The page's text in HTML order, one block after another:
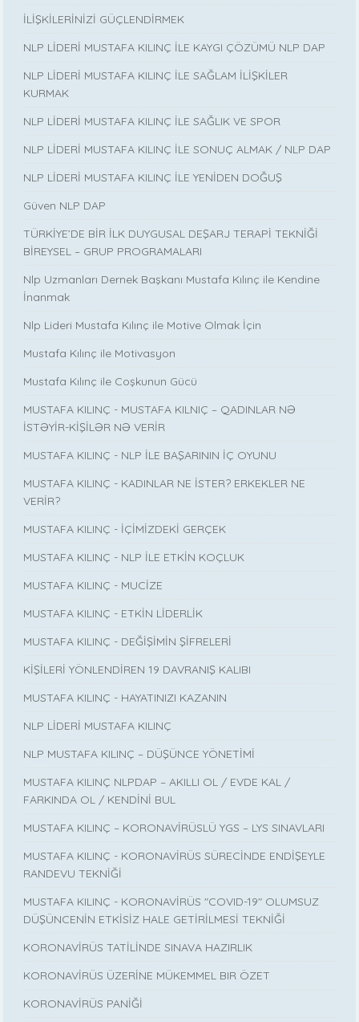
İLİŞKİLERİNİZİ GÜÇLENDİRMEK
NLP LİDERİ MUSTAFA KILINÇ İLE KAYGI ÇÖZÜMÜ NLP DAP
NLP LİDERİ MUSTAFA KILINÇ İLE SAĞLAM İLİŞKİLER
KURMAK
NLP LİDERİ MUSTAFA KILINÇ İLE SAĞLIK VE SPOR
NLP LİDERİ MUSTAFA KILINÇ İLE SONUÇ ALMAK / NLP DAP
NLP LİDERİ MUSTAFA KILINÇ İLE YENİDEN DOĞUŞ
Güven NLP DAP
TÜRKİYE’DE BİR İLK DUYGUSAL DEŞARJ TERAPİ TEKNİĞİ
BİREYSEL – GRUP PROGRAMALARI
Nlp Uzmanları Dernek Başkanı Mustafa Kılınç ile Kendine
İnanmak
Nlp Lideri Mustafa Kılınç ile Motive Olmak İçin
Mustafa Kılınç ile Motivasyon
Mustafa Kılınç ile Coşkunun Gücü
MUSTAFA KILINÇ - MUSTAFA KILNIÇ – QADINLAR NƏ
İSTƏYİR-KİŞİLƏR NƏ VERİR
MUSTAFA KILINÇ - NLP İLE BAŞARININ İÇ OYUNU
MUSTAFA KILINÇ - KADINLAR NE İSTER? ERKEKLER NE
VERİR?
MUSTAFA KILINÇ - İÇİMİZDEKİ GERÇEK
MUSTAFA KILINÇ - NLP İLE ETKİN KOÇLUK
MUSTAFA KILINÇ - MUCİZE
MUSTAFA KILINÇ - ETKİN LİDERLİK
MUSTAFA KILINÇ - DEĞİŞİMİN ŞİFRELERİ
KİŞİLERİ YÖNLENDİREN 19 DAVRANIŞ KALIBI
MUSTAFA KILINÇ - HAYATINIZI KAZANIN
NLP LİDERİ MUSTAFA KILINÇ
NLP MUSTAFA KILINÇ – DÜŞÜNCE YÖNETİMİ
MUSTAFA KILINÇ NLPDAP – AKILLI OL / EVDE KAL /
FARKINDA OL / KENDİNİ BUL
MUSTAFA KILINÇ – KORONAVİRÜSLÜ YGS – LYS SINAVLARI
MUSTAFA KILINÇ - KORONAVİRÜS SÜRECİNDE ENDİŞEYLE
RANDEVU TEKNİĞİ
MUSTAFA KILINÇ - KORONAVİRÜS "COVID-19" OLUMSUZ
DÜŞÜNCENİN ETKİSİZ HALE GETİRİLMESİ TEKNİĞİ
KORONAVİRÜS TATİLİNDE SINAVA HAZIRLIK
KORONAVİRÜS ÜZERİNE MÜKEMMEL BIR ÖZET
KORONAVİRÜS PANİĞİ